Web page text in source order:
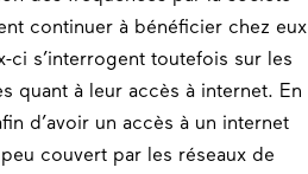
continuer à bénéficier chez eux
ci s’interrogent toutefois sur les
quant à leur accès à internet. En
d’avoir un accès à un internet
couvert par les réseaux de